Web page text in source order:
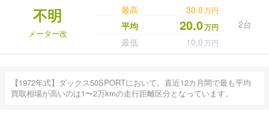
不明
メーター改
最高 30.0万円
2台
平均 20.0万円
最低 10.0万円
【1972年式】ダックス50SPORTにおいて。直近12カ月間で最も平均
買取相場が高いのは1〜2万kmの走行距離区分となっています。